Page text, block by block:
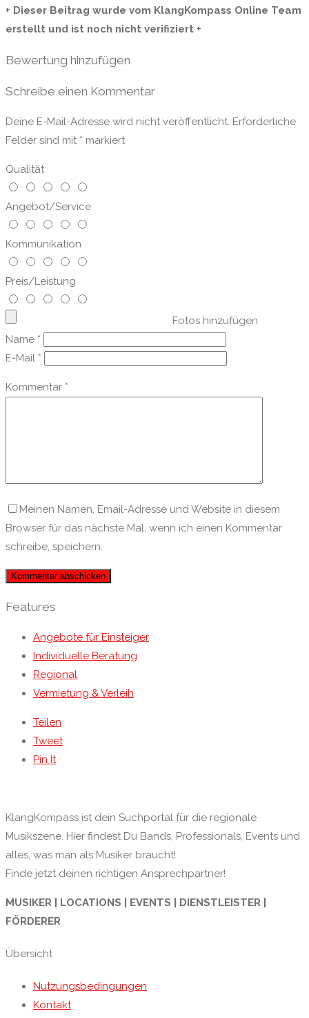
+ Dieser Beitrag wurde vom KlangKompass Online Team
erstellt und ist noch nicht verifiziert +
Bewertung hinzufügen
Schreibe einen Kommentar
Deine E-Mail-Adresse wird nicht veröffentlicht. Erforderliche
Felder sind mit * markiert
Qualität
Angebot/Service
Kommunikation
Preis/Leistung
Fotos hinzufügen
Name *
E-Mail *
Kommentar *
Meinen Namen, Email-Adresse und Website in diesem
Browser für das nächste Mal, wenn ich einen Kommentar
schreibe, speichern.
Features
Angebote für Einsteiger
Individuelle Beratung
Regional
Vermietung & Verleih
Teilen
Tweet
Pin It
KlangKompass ist dein Suchportal für die regionale
Musikszene. Hier findest Du Bands, Professionals, Events und
alles, was man als Musiker braucht!
Finde jetzt deinen richtigen Ansprechpartner!
MUSIKER | LOCATIONS | EVENTS | DIENSTLEISTER |
FÖRDERER
Übersicht
Nutzungsbedingungen
Kontakt